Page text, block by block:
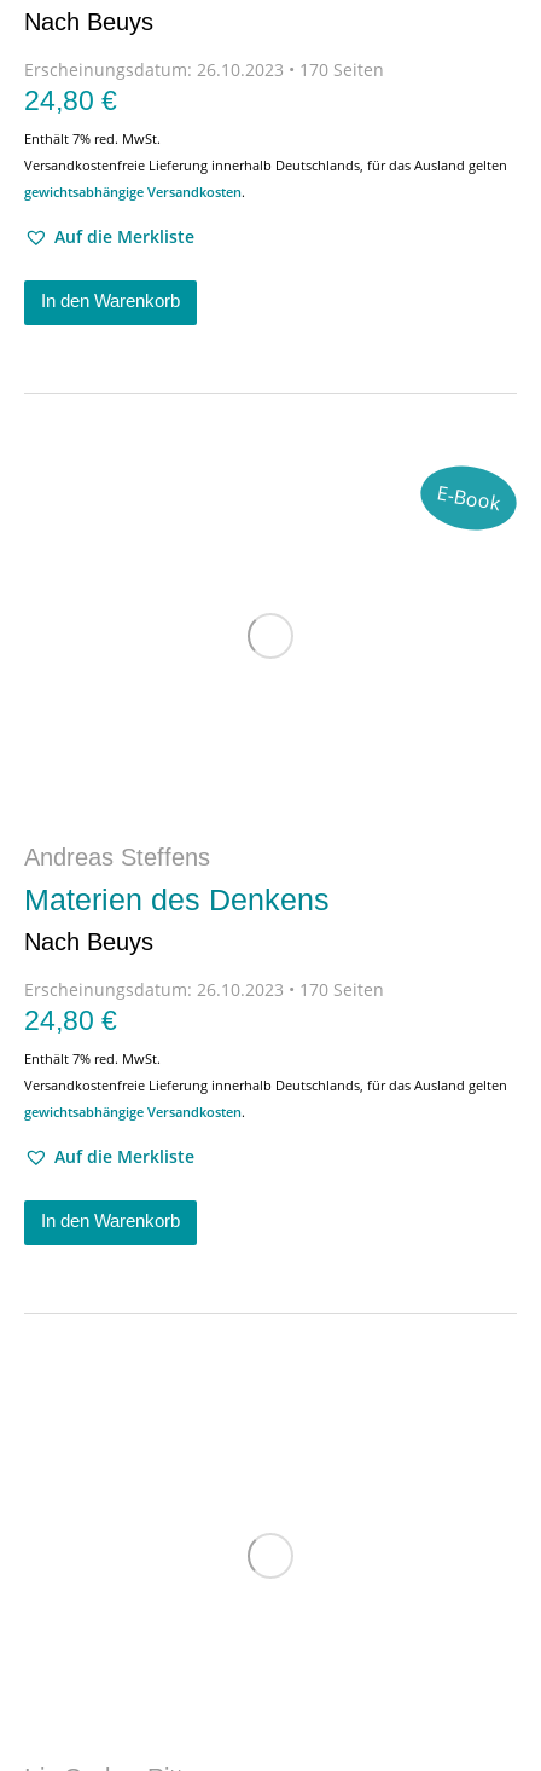
Nach Beuys
Erscheinungsdatum: 26.10.2023 • 170 Seiten
24,80 €
Enthält 7% red. MwSt.
Versandkostenfreie Lieferung innerhalb Deutschlands, für das Ausland gelten
gewichtsabhängige Versandkosten.
Auf die Merkliste
In den Warenkorb
E-Book
Andreas Steffens
Materien des Denkens
Nach Beuys
Erscheinungsdatum: 26.10.2023 • 170 Seiten
24,80 €
Enthält 7% red. MwSt.
Versandkostenfreie Lieferung innerhalb Deutschlands, für das Ausland gelten
gewichtsabhängige Versandkosten.
Auf die Merkliste
In den Warenkorb